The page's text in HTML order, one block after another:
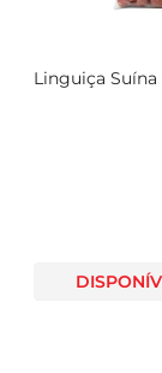
Linguiça